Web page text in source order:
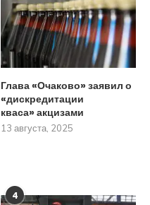
Глава «Очаково» заявил о
«дискредитации
кваса» акцизами
13 августа, 2025
4